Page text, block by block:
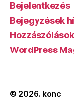
Bejelentkezés
Bejegyzések
WordPress
© 2026. konc